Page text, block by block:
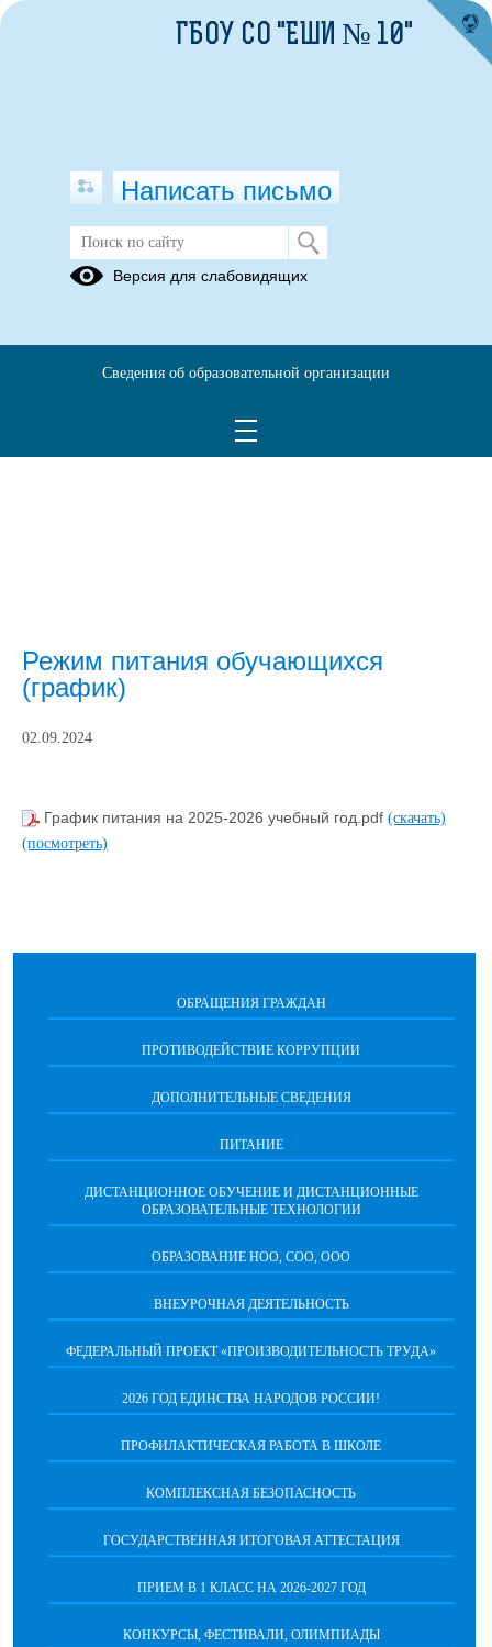
Режим питания обучающихся
(график)
02.09.2024
График питания на 2025-2026 учебный год.pdf (скачать)
(посмотреть)
ОБРАЩЕНИЯ ГРАЖДАН
ПРОТИВОДЕЙСТВИЕ КОРРУПЦИИ
ДОПОЛНИТЕЛЬНЫЕ СВЕДЕНИЯ
ПИТАНИЕ
ДИСТАНЦИОННОЕ ОБУЧЕНИЕ И ДИСТАНЦИОННЫЕ
ОБРАЗОВАТЕЛЬНЫЕ ТЕХНОЛОГИИ
ОБРАЗОВАНИЕ НОО, СОО, ООО
ВНЕУРОЧНАЯ ДЕЯТЕЛЬНОСТЬ
ФЕДЕРАЛЬНЫЙ ПРОЕКТ «ПРОИЗВОДИТЕЛЬНОСТЬ ТРУДА»
2026 ГОД ЕДИНСТВА НАРОДОВ РОССИИ!
ПРОФИЛАКТИЧЕСКАЯ РАБОТА В ШКОЛЕ
КОМПЛЕКСНАЯ БЕЗОПАСНОСТЬ
ГОСУДАРСТВЕННАЯ ИТОГОВАЯ АТТЕСТАЦИЯ
ПРИЕМ В 1 КЛАСС НА 2026-2027 ГОД
КОНКУРСЫ, ФЕСТИВАЛИ, ОЛИМПИАДЫ
ГБОУ СО "ЕШИ № 10"
Написать письмо
Версия для слабовидящих
Сведения об образовательной организации